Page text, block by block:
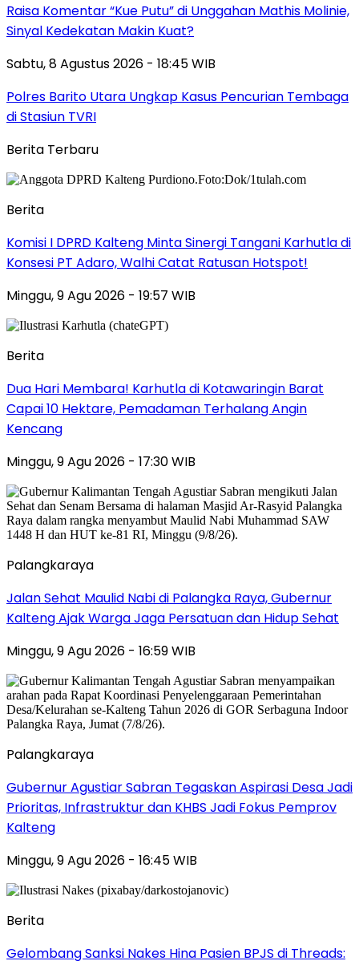
Raisa Komentar “Kue Putu” di Unggahan Mathis Molinie,
Sinyal Kedekatan Makin Kuat?
Sabtu, 8 Agustus 2026 - 18:45 WIB
Polres Barito Utara Ungkap Kasus Pencurian Tembaga
di Stasiun TVRI
Berita Terbaru
Berita
Komisi I DPRD Kalteng Minta Sinergi Tangani Karhutla di
Konsesi PT Adaro, Walhi Catat Ratusan Hotspot!
Minggu, 9 Agu 2026 - 19:57 WIB
Berita
Dua Hari Membara! Karhutla di Kotawaringin Barat
Capai 10 Hektare, Pemadaman Terhalang Angin
Kencang
Minggu, 9 Agu 2026 - 17:30 WIB
Palangkaraya
Jalan Sehat Maulid Nabi di Palangka Raya, Gubernur
Kalteng Ajak Warga Jaga Persatuan dan Hidup Sehat
Minggu, 9 Agu 2026 - 16:59 WIB
Palangkaraya
Gubernur Agustiar Sabran Tegaskan Aspirasi Desa Jadi
Prioritas, Infrastruktur dan KHBS Jadi Fokus Pemprov
Kalteng
Minggu, 9 Agu 2026 - 16:45 WIB
Berita
Gelombang Sanksi Nakes Hina Pasien BPJS di Threads: